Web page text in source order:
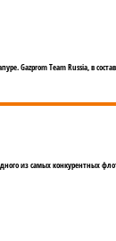
Gazprom Team Russia, в
из самых конкурентных